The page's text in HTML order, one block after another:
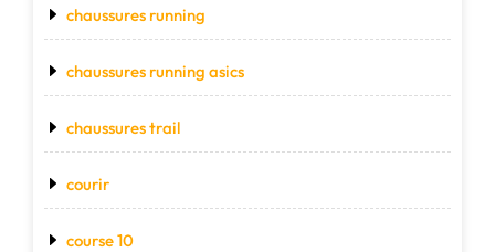
chaussures running
chaussures running asics
chaussures trail
courir
course 10